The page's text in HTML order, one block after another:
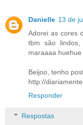
Danielle 13 de
Adorei as cores
tbm são
maraaaa huehue
Beijoo, tenho
http://
Responder
Respostas